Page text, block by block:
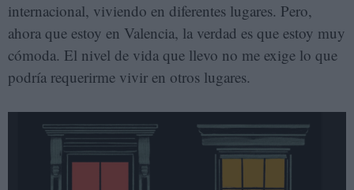
internacional, viviendo en diferentes lugares. Pero,
ahora que estoy en Valencia, la verdad es que estoy muy
cómoda. El nivel de vida que llevo no me exige lo que
podría requerirme vivir en otros lugares.